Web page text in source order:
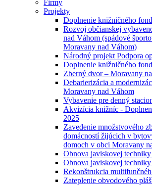
Firmy
Projekty
Doplnenie knižničného
Rozvoj občianskej
nad Váhom (spádové
Moravany nad Váhom)
Národný projekt Podpora
Doplnenie knižničného
Zberný dvor – Moravany
Debarierizácia a
Moravany nad Váhom
Vybavenie pre denný
Akvizícia knižníc -
2025
Zavedenie množstvového
domácností žijúcich v
domoch v obci Moravany
Obnova javiskovej
Obnova javiskovej
Rekonštrukcia
Zateplenie obvodového